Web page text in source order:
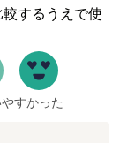
するうえで使
すかった